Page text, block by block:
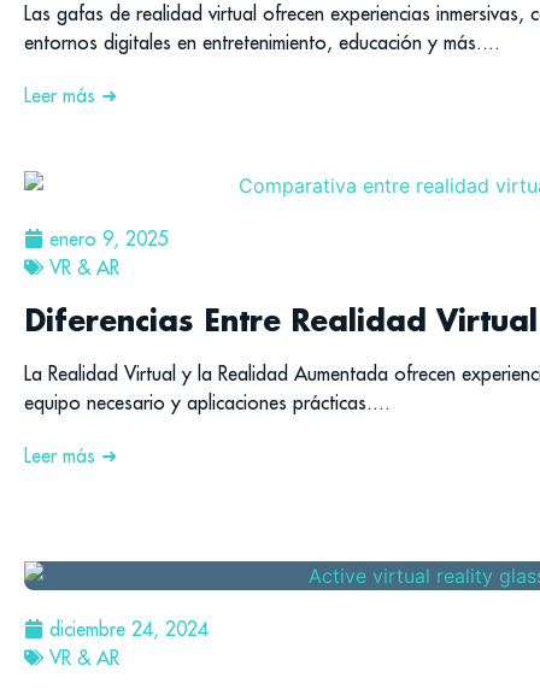
Las gafas de realidad virtual ofrecen experiencias
entornos digitales en entretenimiento, educación y más....
Leer más ➜
enero 9, 2025
VR & AR
Diferencias Entre Realidad
La Realidad Virtual y la Realidad Aumentada ofrecen
equipo necesario y aplicaciones prácticas....
Leer más ➜
diciembre 24, 2024
VR & AR